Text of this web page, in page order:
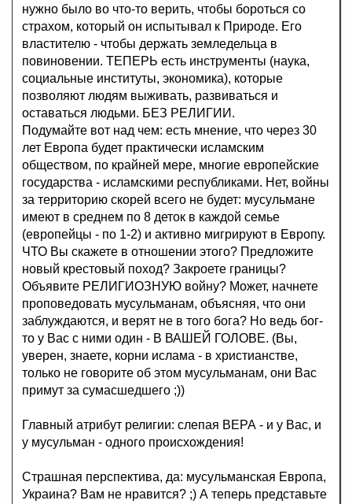
нужно было во что-то верить, чтобы бороться со
страхом, который он испытывал к Природе. Его
властителю - чтобы держать земледельца в
повиновении. ТЕПЕРЬ есть инструменты (наука,
социальные институты, экономика), которые
позволяют людям выживать, развиваться и
оставаться людьми. БЕЗ РЕЛИГИИ.
Подумайте вот над чем: есть мнение, что через 30
лет Европа будет практически исламским
обществом, по крайней мере, многие европейские
государства - исламскими республиками. Нет, войны
за территорию скорей всего не будет: мусульмане
имеют в среднем по 8 деток в каждой семье
(европейцы - по 1-2) и активно мигрируют в Европу.
ЧТО Вы скажете в отношении этого? Предложите
новый крестовый поход? Закроете границы?
Объявите РЕЛИГИОЗНУЮ войну? Может, начнете
проповедовать мусульманам, объясняя, что они
заблуждаются, и верят не в того бога? Но ведь бог-
то у Вас с ними один - В ВАШЕЙ ГОЛОВЕ. (Вы,
уверен, знаете, корни ислама - в христианстве,
только не говорите об этом мусульманам, они Вас
примут за сумасшедшего ;))
Главный атрибут религии: слепая ВЕРА - и у Вас, и
у мусульман - одного происхождения!
Страшная перспектива, да: мусульманская Европа,
Украина? Вам не нравится? ;) А теперь представьте